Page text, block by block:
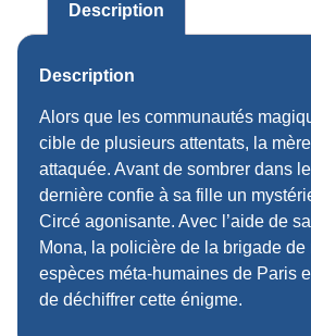
Description
Description
Alors que les communautés
cible de plusieurs attentats, la
attaquée. Avant de sombrer dans
dernière confie à sa fille un
Circé agonisante. Avec l’aide de
Mona, la policière de la brigade
espèces méta-humaines de Paris
de déchiffrer cette énigme.